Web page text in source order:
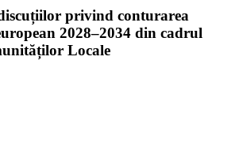
privind conturarea
2028–2034 din cadrul
Locale